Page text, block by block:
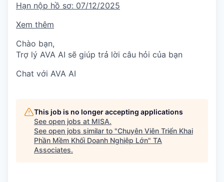
Hạn nộp hồ sơ: 07/12/2025
Xem thêm
Chào bạn,
Trợ lý AVA AI sẽ giúp trả lời câu hỏi của bạn
Chat với AVA AI
This job is no longer accepting applications
See open jobs at MISA.
See open jobs similar to "Chuyên Viên Triển Khai
Phần Mềm Khối Doanh Nghiệp Lớn" TA
Associates.